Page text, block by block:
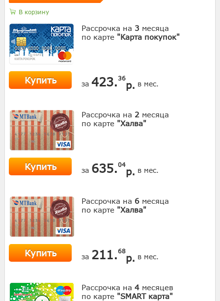
В корзину
Рассрочка на 3 месяца
по карте "Карта покупок"
Купить за 423. 36
р. в мес.
Рассрочка на 2 месяца
по карте "Халва"
Купить за 635.04
р. в мес.
Рассрочка на 6 месяца
по карте "Халва"
Купить за 211.68
р. в мес.
Рассрочка на 4 месяцев
по карте "SMART карта"